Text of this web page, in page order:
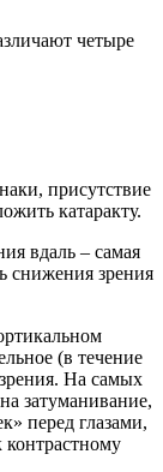
четыре
присутствие
катаракту.
вдаль – самая
снижения зрения
(в течение
На самых
затуманивание,
перед глазами,
контрастному